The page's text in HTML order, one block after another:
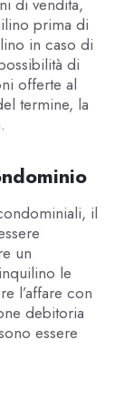
di vendita,
prima di
in caso di
di
offerte al
termine, la
il
un
le
l’affare con
debitoria
essere